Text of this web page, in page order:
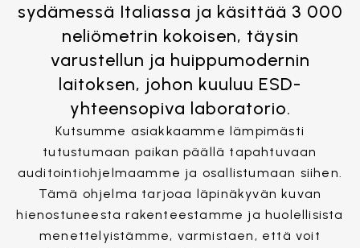
sydämessä Italiassa ja käsittää 3 000
neliömetrin kokoisen, täysin
varustellun ja huippumodernin
laitoksen, johon kuuluu ESD-
yhteensopiva laboratorio.
Kutsumme asiakkaamme lämpimästi
tutustumaan paikan päällä tapahtuvaan
auditointiohjelmaamme ja osallistumaan siihen.
Tämä ohjelma tarjoaa läpinäkyvän kuvan
hienostuneesta rakenteestamme ja huolellisista
menettelyistämme, varmistaen, että voit